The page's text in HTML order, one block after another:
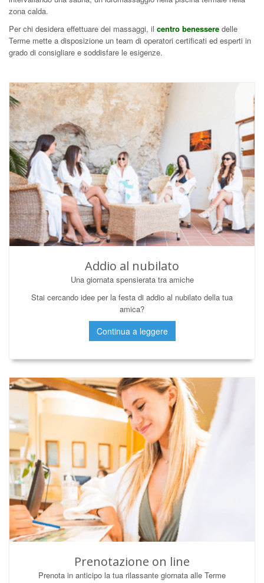
zona calda.
Per chi desidera effettuare dei massaggi, il centro benessere delle
Terme mette a disposizione un team di operatori certificati ed esperti in
grado di consigliare e soddisfare le esigenze.
Addio al nubilato
Una giornata spensierata tra amiche
Stai cercando idee per la festa di addio al nubilato della tua
amica?
Continua a leggere
Prenotazione on line
Prenota in anticipo la tua rilassante giornata alle Terme